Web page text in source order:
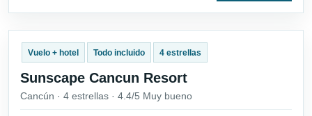
Vuelo + hotel Todo incluido 4 estrellas
Sunscape Cancun Resort
Cancún · 4 estrellas · 4.4/5 Muy bueno